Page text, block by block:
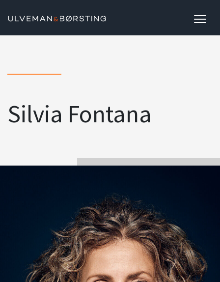
Silvia Fontana